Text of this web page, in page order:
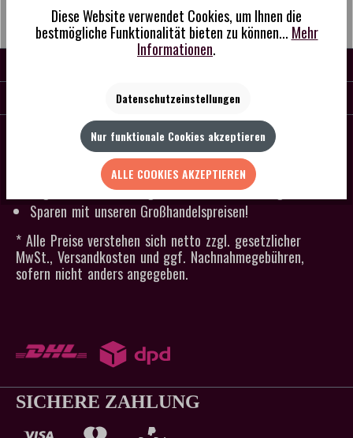
SCHNELLER VERSAND
Kein Mindestbestellwert
Versandkostenfrei ab 300 € Bestellwert
Lagerware an Werktagen in 24h versandfertig
Sparen mit unseren Großhandelspreisen!
* Alle Preise verstehen sich netto zzgl. gesetzlicher
MwSt., Versandkosten und ggf. Nachnahmegebühren,
sofern nicht anders angegeben.
SICHERE ZAHLUNG
Diese Website verwendet Cookies, um Ihnen die
bestmögliche Funktionalität bieten zu können... Mehr
Informationen.
Datenschutzeinstellungen
Nur funktionale Cookies akzeptieren
ALLE COOKIES AKZEPTIEREN